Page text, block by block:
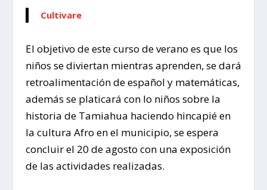
Cultivare
El objetivo de este curso de verano es que los
niños se diviertan mientras aprenden, se dará
retroalimentación de español y matemáticas,
además se platicará con lo niños sobre la
historia de Tamiahua haciendo hincapié en
la cultura Afro en el municipio, se espera
concluir el 20 de agosto con una exposición
de las actividades realizadas.